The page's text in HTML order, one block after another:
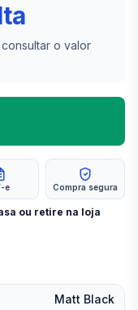
Matt Black
o valor
e Compra segura
ou retire na loja